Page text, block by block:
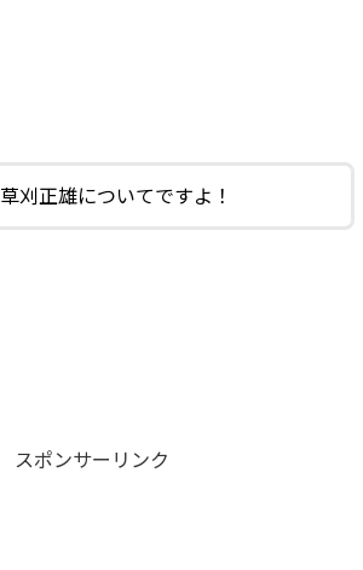
草刈正雄についてですよ！
スポンサーリンク